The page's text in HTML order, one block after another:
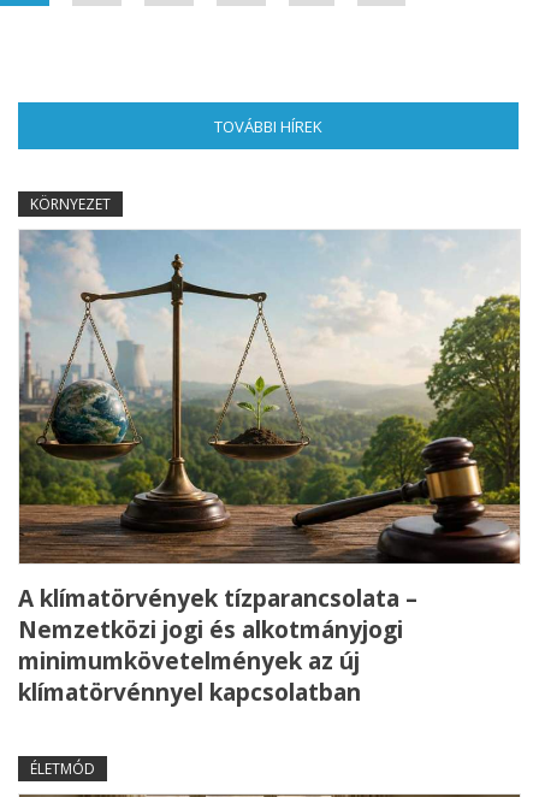
TOVÁBBI HÍREK
KÖRNYEZET
A klímatörvények tízparancsolata –
Nemzetközi jogi és alkotmányjogi
minimumkövetelmények az új
klímatörvénnyel kapcsolatban
ÉLETMÓD